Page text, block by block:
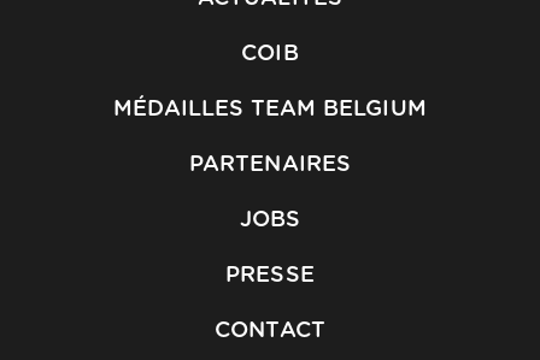
COIB
MÉDAILLES TEAM BELGIUM
PARTENAIRES
JOBS
PRESSE
CONTACT